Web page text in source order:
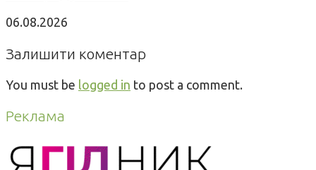
06.08.2026
Залишити коментар
You must be logged in to post a comment.
Реклама